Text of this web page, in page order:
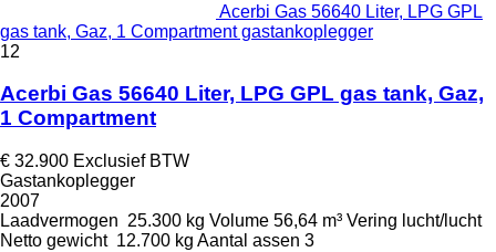
Acerbi Gas 56640 Liter, LPG GPL
gas tank, Gaz, 1 Compartment gastankoplegger
12
Acerbi Gas 56640 Liter, LPG GPL gas tank, Gaz,
1 Compartment
€ 32.900 Exclusief BTW
Gastankoplegger
2007
Laadvermogen 25.300 kg Volume 56,64 m³ Vering lucht/lucht
Netto gewicht 12.700 kg Aantal assen 3